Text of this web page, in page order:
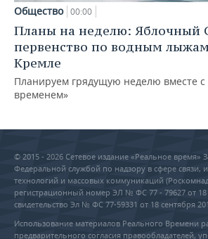
Общество 00:00
Планы на неделю: Яблочный
первенство по водным
Кремле
Планируем грядущую неделю вместе
временем»
© 2015 - 2026 Сетевое издание «Реальное время»
Федеральной службой по надзору в сфере
технологий и массовых коммуникаций
регистрационный номер ЭЛ № ФС 77 - 79627 от 18
свидетельство Эл № ФС 77-59331 от 18 сентября
Использование материалов Реального Времени
предварительного согласия правообладателей,